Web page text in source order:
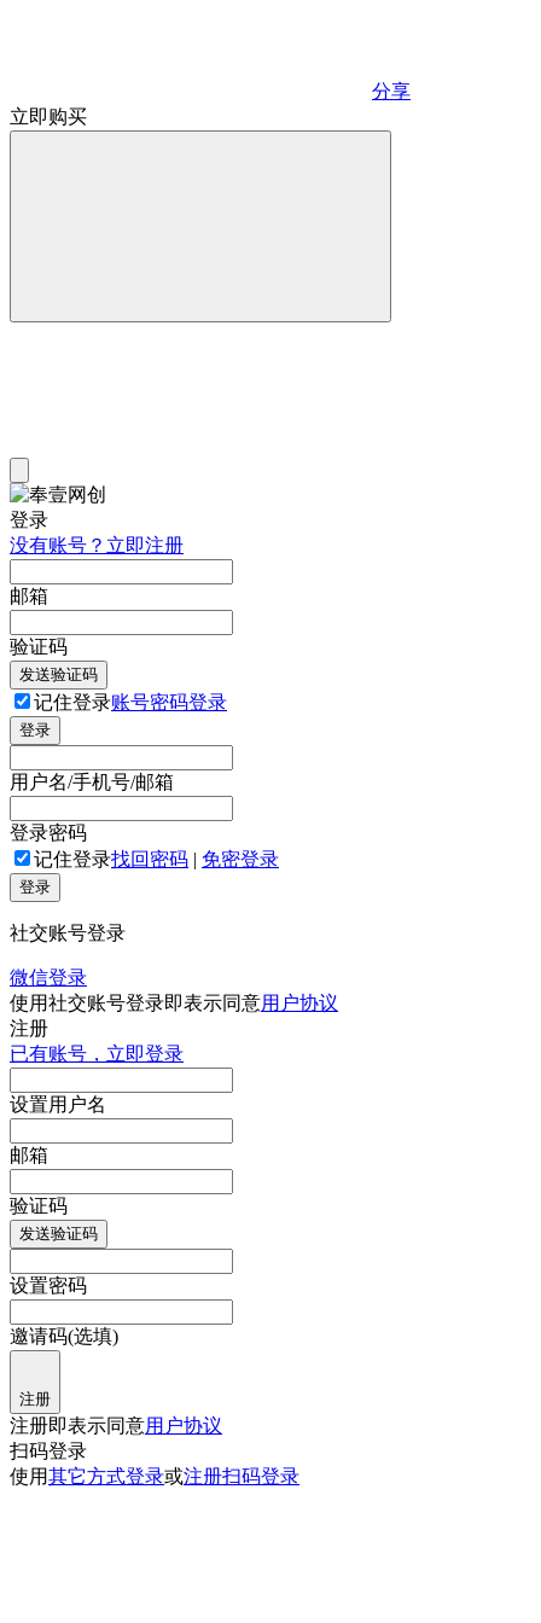
分享
立即购买
登录
没有账号？立即注册
邮箱
验证码
发送验证码
记住登录账号密码登录
登录
用户名/手机号/邮箱
登录密码
记住登录找回密码 | 免密登录
登录
社交账号登录
微信登录
使用社交账号登录即表示同意用户协议
注册
已有账号，立即登录
设置用户名
邮箱
验证码
发送验证码
设置密码
邀请码(选填)
注册
注册即表示同意用户协议
扫码登录
使用其它方式登录或注册扫码登录